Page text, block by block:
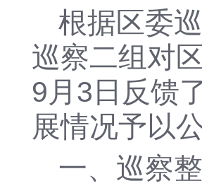
根据区委
巡察二组对
9月3日反馈
展情况予以公
一、 巡察